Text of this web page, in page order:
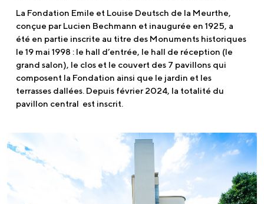
La Fondation Emile et Louise Deutsch de la Meurthe,
conçue par Lucien Bechmann et inaugurée en 1925, a
été en partie inscrite au titre des Monuments historiques
le 19 mai 1998 : le hall d’entrée, le hall de réception (le
grand salon), le clos et le couvert des 7 pavillons qui
composent la Fondation ainsi que le jardin et les
terrasses dallées. Depuis février 2024, la totalité du
pavillon central est inscrit.